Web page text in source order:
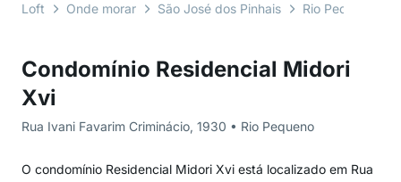
Condomínio Residencial Midori
Xvi
Rua Ivani Favarim Criminácio, 1930 • Rio Pequeno
O condomínio Residencial Midori Xvi está localizado em Rua
Loft Onde morar São José dos Pinhais Rio Pequeno